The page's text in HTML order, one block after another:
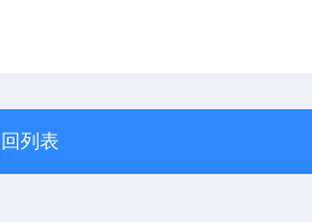
列表